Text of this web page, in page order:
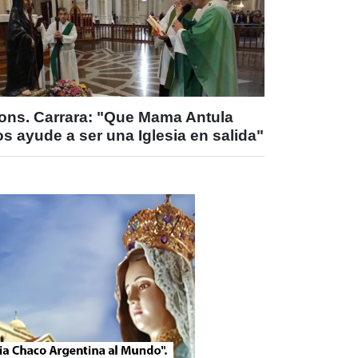
Carrara: "Que Mama Antula
ayude a ser una Iglesia en salida"